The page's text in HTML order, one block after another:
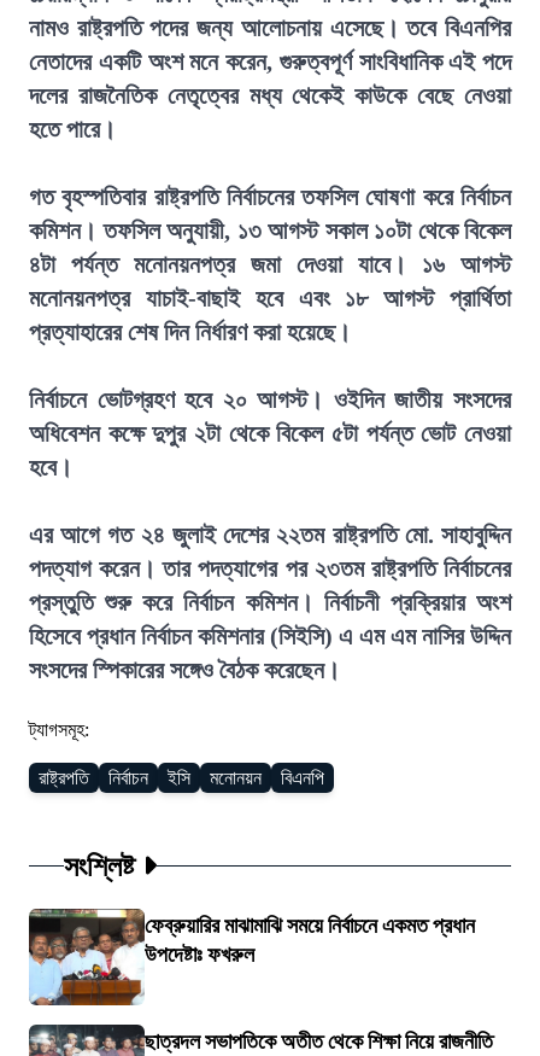
নামও রাষ্ট্রপতি পদের জন্য আলোচনায় এসেছে। তবে বিএনপির
নেতাদের একটি অংশ মনে করেন, গুরুত্বপূর্ণ সাংবিধানিক এই পদে
দলের রাজনৈতিক নেতৃত্বের মধ্য থেকেই কাউকে বেছে নেওয়া
হতে পারে।
গত বৃহস্পতিবার রাষ্ট্রপতি নির্বাচনের তফসিল ঘোষণা করে নির্বাচন
কমিশন। তফসিল অনুযায়ী, ১৩ আগস্ট সকাল ১০টা থেকে বিকেল
৪টা পর্যন্ত মনোনয়নপত্র জমা দেওয়া যাবে। ১৬ আগস্ট
মনোনয়নপত্র যাচাই-বাছাই হবে এবং ১৮ আগস্ট প্রার্থিতা
প্রত্যাহারের শেষ দিন নির্ধারণ করা হয়েছে।
নির্বাচনে ভোটগ্রহণ হবে ২০ আগস্ট। ওইদিন জাতীয় সংসদের
অধিবেশন কক্ষে দুপুর ২টা থেকে বিকেল ৫টা পর্যন্ত ভোট নেওয়া
হবে।
এর আগে গত ২৪ জুলাই দেশের ২২তম রাষ্ট্রপতি মো. সাহাবুদ্দিন
পদত্যাগ করেন। তার পদত্যাগের পর ২৩তম রাষ্ট্রপতি নির্বাচনের
প্রস্তুতি শুরু করে নির্বাচন কমিশন। নির্বাচনী প্রক্রিয়ার অংশ
হিসেবে প্রধান নির্বাচন কমিশনার (সিইসি) এ এম এম নাসির উদ্দিন
সংসদের স্পিকারের সঙ্গেও বৈঠক করেছেন।
ট্যাগসমূহ:
রাষ্ট্রপতি নির্বাচন ইসি মনোনয়ন বিএনপি
সংশ্লিষ্ট
ফেব্রুয়ারির মাঝামাঝি সময়ে নির্বাচনে একমত প্রধান
উপদেষ্টাঃ ফখরুল
ছাত্রদল সভাপতিকে অতীত থেকে শিক্ষা নিয়ে রাজনীতি